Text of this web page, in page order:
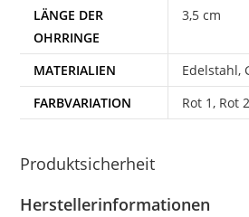
LÄNGE DER
OHRRINGE
3,5 cm
MATERIALIEN
Edelstahl,
FARBVARIATION
Rot 1, Rot
Produktsicherheit
Herstellerinformationen